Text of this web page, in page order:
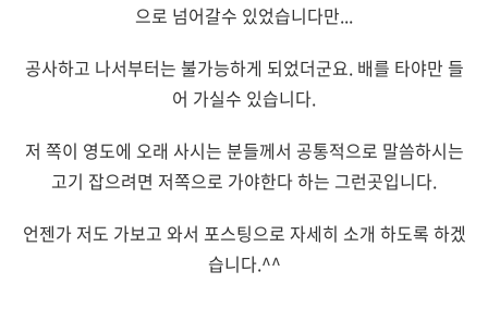
으로 넘어갈수 있었습니다만...
공사하고 나서부터는 불가능하게 되었더군요. 배를 타야만 들
어 가실수 있습니다.
저 쪽이 영도에 오래 사시는 분들께서 공통적으로 말씀하시는
고기 잡으려면 저쪽으로 가야한다 하는 그런곳입니다.
언젠가 저도 가보고 와서 포스팅으로 자세히 소개 하도록 하겠
습니다.^^